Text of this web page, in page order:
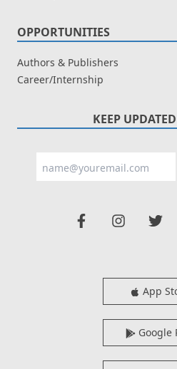
OPPORTUNITIES
Authors & Publishers
Career/Internship
KEEP
App
Google